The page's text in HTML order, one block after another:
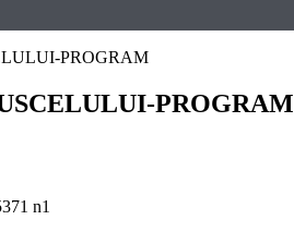
PROGRAM
PROGRAM